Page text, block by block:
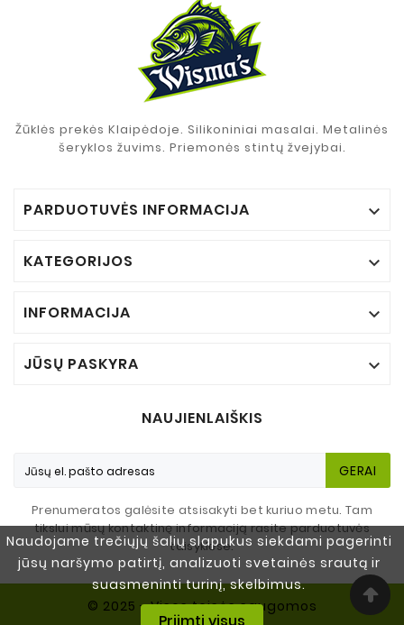
Naudojame trečiųjų šalių slapukus siekdami pagerinti
jūsų naršymo patirtį, analizuoti svetainės srautą ir
suasmeninti turinį, skelbimus.
Žūklės prekės Klaipėdoje. Silikoniniai masalai. Metalinės
šeryklos žuvims. Priemonės stintų žvejybai.
PARDUOTUVĖS INFORMACIJA 
KATEGORIJOS 
INFORMACIJA 
JŪSŲ PASKYRA 
NAUJIENLAIŠKIS
GERAI
Prenumeratos galėsite atsisakyti bet kuriuo metu. Tam
tikslui mūsų kontaktinę informaciją rasite parduotuvės
taisyklėse.
© 2025 - Visos teisės saugomos